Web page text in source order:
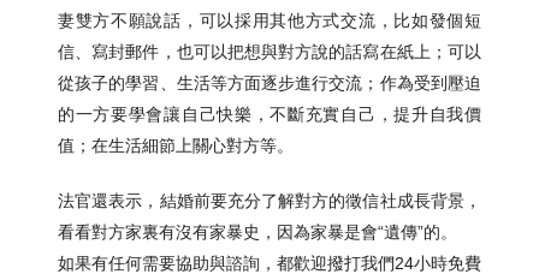
妻雙方不願說話，可以採用其他方式交流，比如發個短
信、寫封郵件，也可以把想與對方說的話寫在紙上；可以
從孩子的學習、生活等方面逐步進行交流；作為受到壓迫
的一方要學會讓自己快樂，不斷充實自己，提升自我價
值；在生活細節上關心對方等。
法官還表示，結婚前要充分了解對方的徵信社成長背景，
看看對方家裏有沒有家暴史，因為家暴是會“遺傳”的。
如果有任何需要協助與諮詢，都歡迎撥打我們24小時免費